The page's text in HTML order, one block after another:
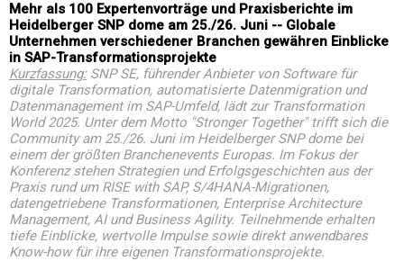
Mehr als 100 Expertenvorträge und Praxisberichte im
Heidelberger SNP dome am 25./26. Juni -- Globale
Unternehmen verschiedener Branchen gewähren Einblicke
in SAP-Transformationsprojekte
Kurzfassung:SNP SE, führender Anbieter von Software für
digitale Transformation, automatisierte Datenmigration und
Datenmanagement im SAP-Umfeld, lädt zur Transformation
World 2025. Unter dem Motto "Stronger Together" trifft sich die
Community am 25./26. Juni im Heidelberger SNP dome bei
einem der größten Branchenevents Europas. Im Fokus der
Konferenz stehen Strategien und Erfolgsgeschichten aus der
Praxis rund um RISE with SAP, S/4HANA-Migrationen,
datengetriebene Transformationen, Enterprise Architecture
Management, AI und Business Agility. Teilnehmende erhalten
tiefe Einblicke, wertvolle Impulse sowie direkt anwendbares
Know-how für ihre eigenen Transformationsprojekte.